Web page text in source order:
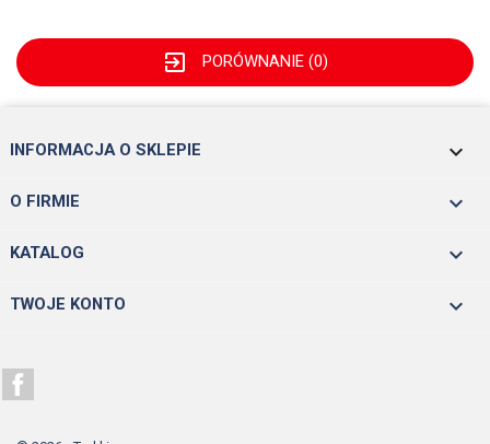
exit_to_app PORÓWNANIE (0)
INFORMACJA O SKLEPIE keyboard_arrow_down
O FIRMIE 
KATALOG 
TWOJE KONTO 